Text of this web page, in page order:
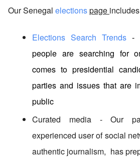
Our Senegal elections page
Elections Search Trends -
people are searching for
comes to presidential
parties and issues that are
public
Curated media - Our
experienced user of social
authentic journalism,  has